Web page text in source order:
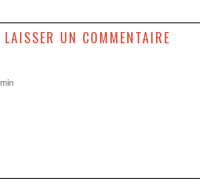
LAISSER UN COMMENTAIRE